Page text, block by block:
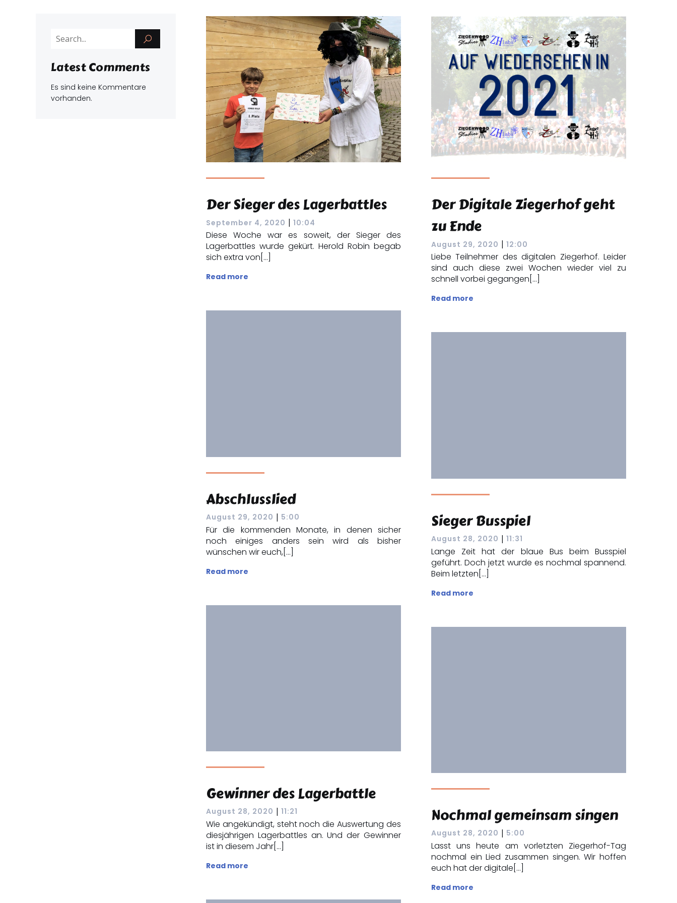
Latest Comments
Es sind keine Kommentare
vorhanden.
Der Sieger des Lagerbattles
September 4, 2020 | 10:04
Diese Woche war es soweit, der Sieger des
Lagerbattles wurde gekürt. Herold Robin begab
sich extra von[…]
Read more
Der Digitale Ziegerhof geht
zu Ende
August 29, 2020 | 12:00
Liebe Teilnehmer des digitalen Ziegerhof. Leider
sind auch diese zwei Wochen wieder viel zu
schnell vorbei gegangen[…]
Read more
Abschlusslied
August 29, 2020 | 5:00
Für die kommenden Monate, in denen sicher
noch einiges anders sein wird als bisher
wünschen wir euch,[…]
Read more
Sieger Busspiel
August 28, 2020 | 11:31
Lange Zeit hat der blaue Bus beim Busspiel
geführt. Doch jetzt wurde es nochmal spannend.
Beim letzten[…]
Read more
Gewinner des Lagerbattle
August 28, 2020 | 11:21
Wie angekündigt, steht noch die Auswertung des
diesjährigen Lagerbattles an. Und der Gewinner
ist in diesem Jahr[…]
Read more
Nochmal gemeinsam singen
August 28, 2020 | 5:00
Lasst uns heute am vorletzten Ziegerhof-Tag
nochmal ein Lied zusammen singen. Wir hoffen
euch hat der digitale[…]
Read more